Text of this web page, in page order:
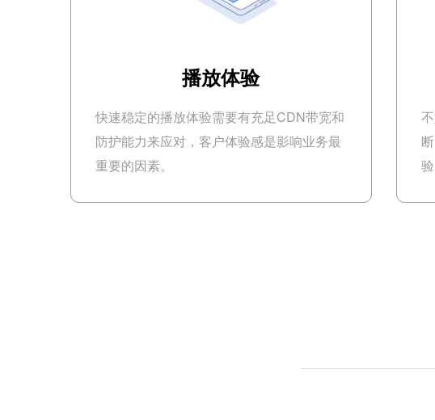
播放体验
快速稳定的播放体验需要有充足CDN带宽和
防护能力来应对，客户体验感是影响业务最
重要的因素。
验